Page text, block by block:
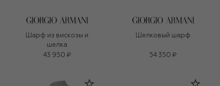
Шарф из вискозы и
шелка
43 950 ₽
Шелковый шарф
54 350 ₽